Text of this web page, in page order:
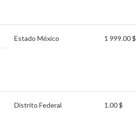
Estado México 1 999.00 $
Distrito Federal 1.00 $